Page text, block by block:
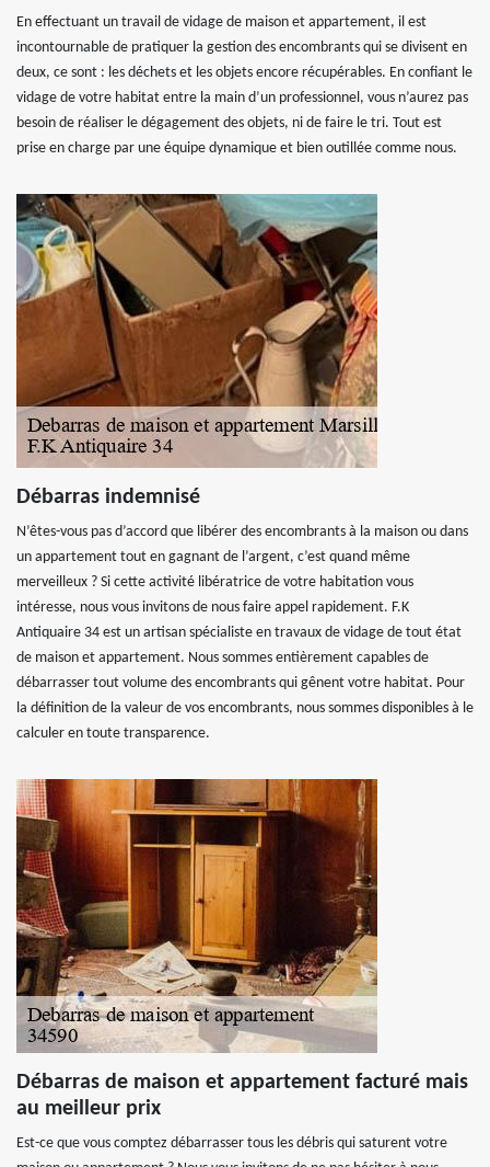
En effectuant un travail de vidage de maison et appartement, il est
incontournable de pratiquer la gestion des encombrants qui se divisent en
deux, ce sont : les déchets et les objets encore récupérables. En confiant le
vidage de votre habitat entre la main d’un professionnel, vous n’aurez pas
besoin de réaliser le dégagement des objets, ni de faire le tri. Tout est
prise en charge par une équipe dynamique et bien outillée comme nous.
Débarras indemnisé
N’êtes-vous pas d’accord que libérer des encombrants à la maison ou dans
un appartement tout en gagnant de l’argent, c’est quand même
merveilleux ? Si cette activité libératrice de votre habitation vous
intéresse, nous vous invitons de nous faire appel rapidement. F.K
Antiquaire 34 est un artisan spécialiste en travaux de vidage de tout état
de maison et appartement. Nous sommes entièrement capables de
débarrasser tout volume des encombrants qui gênent votre habitat. Pour
la définition de la valeur de vos encombrants, nous sommes disponibles à le
calculer en toute transparence.
Débarras de maison et appartement facturé mais
au meilleur prix
Est-ce que vous comptez débarrasser tous les débris qui saturent votre